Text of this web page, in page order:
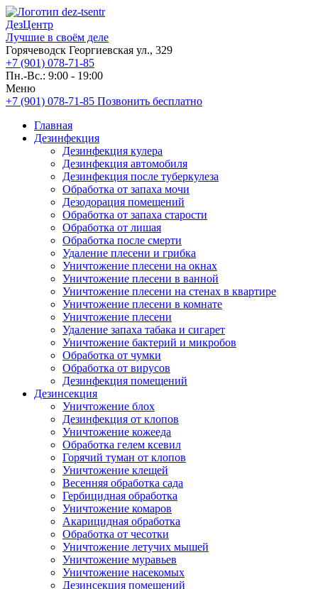
ДезЦентр
Лучшие в своём деле
Горячеводск Георгиевская ул., 329
+7 (901) 078-71-85
Пн.-Вс.: 9:00 - 19:00
Меню
+7 (901) 078-71-85 Позвонить бесплатно
Главная
Дезинфекция
Дезинфекция кулера
Дезинфекция автомобиля
Дезинфекция после туберкулеза
Обработка от запаха мочи
Дезодорация помещений
Обработка от запаха старости
Обработка от лишая
Обработка после смерти
Удаление плесени и грибка
Уничтожение плесени на окнах
Уничтожение плесени в ванной
Уничтожение плесени на стенах в квартире
Уничтожение плесени в комнате
Уничтожение плесени
Удаление запаха табака и сигарет
Уничтожение бактерий и микробов
Обработка от чумки
Обработка от вирусов
Дезинфекция помещений
Дезинсекция
Уничтожение блох
Дезинфекция от клопов
Уничтожение кожееда
Обработка гелем ксевил
Горячий туман от клопов
Уничтожение клещей
Весенняя обработка сада
Гербицидная обработка
Уничтожение комаров
Акарицидная обработка
Обработка от чесотки
Уничтожение летучих мышей
Уничтожение муравьев
Уничтожение насекомых
Дезинсекция помещений